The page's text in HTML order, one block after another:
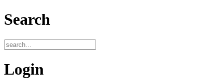
Search
Login